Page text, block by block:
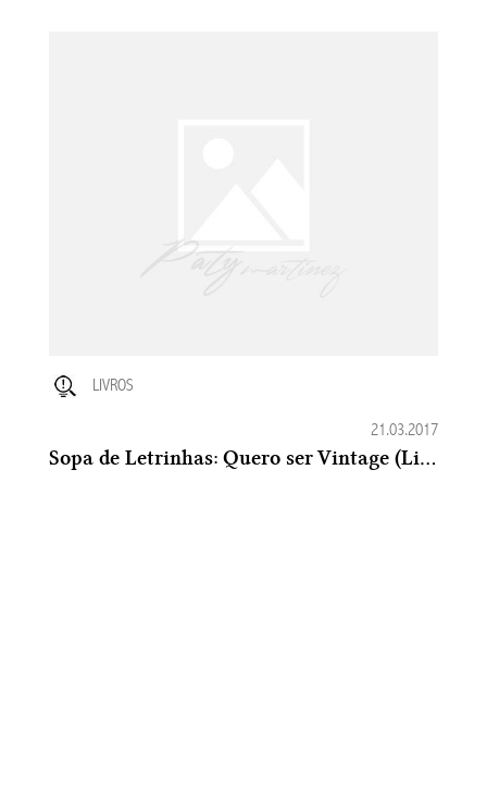
LIVROS
21.03.2017
Sopa de Letrinhas: Quero ser Vintage (Lindsey Leavitt)